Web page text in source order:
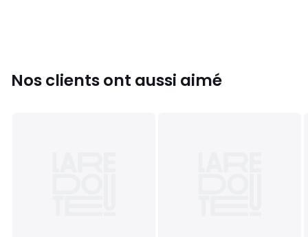
36, 36 1/2, 37, 37 1/2, 38, 39, 39 1/2, 40, 41, 42, 43,
44, 45
Nos clients ont aussi aimé